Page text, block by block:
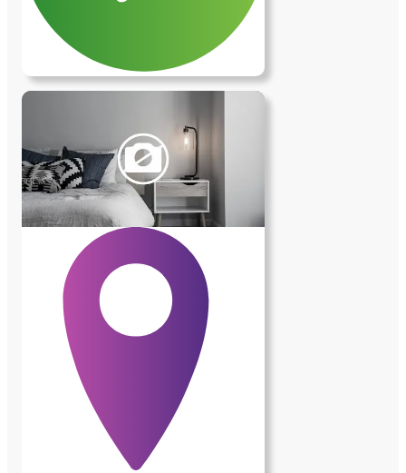
de ma petite fille, de mon travail et de nos
animaux peut être un peu intense. Je
recherche donc une personne bienveillante
et dynamique, prête à m'aider en échange
d'une jolie chambre privative dans notre
maison. Les services dont j'aurais besoin
maison, des promenades avec ma chienne,
ainsi que la possibilité de récupérer ma
fille après la crèche (qui est accessible à
pied), de lui donner son bain ou de la
garder quelques heures un soir. En
somme, je cherche une aide pour alléger le
quotidien d'une maman solo. Si vous vous
reconnaissez dans ce profil, je serais ravie
d'échanger avec vous et de discuter de
cette belle opportunité. À bientôt, j'espère